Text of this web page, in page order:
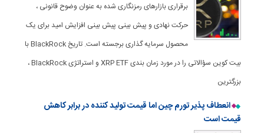
برقراری بازارهای رمزنگاری شده به عنوان وضوح قانونی ،
حرکت نهادی و پیش بینی پیش بینی افزایش امید برای یک
محصول سرمایه گذاری برجسته است. تاریخ BlackRock با
بیت کوین سؤالاتی را در مورد زمان بندی XRP ETF و استراتژی BlackRock ،
بزرگترین
انعطاف پذیر تورم چین اما قیمت تولید کننده در برابر کاهش
قیمت است